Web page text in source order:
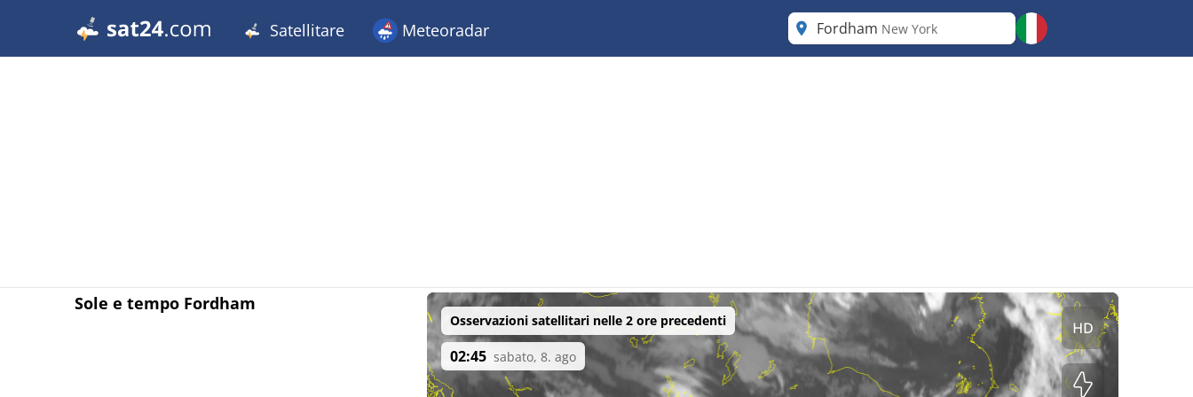
Satellitare Meteoradar Fordham New York
Sole e tempo Fordham
Osservazioni satellitari nelle 2 ore precedenti
02:45 sabato, 8. ago